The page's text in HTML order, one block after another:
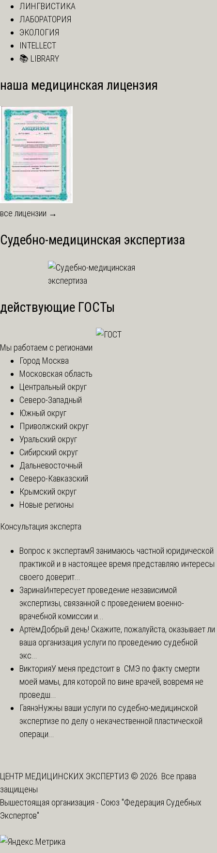
ЛИНГВИСТИКА
ЛАБОРАТОРИЯ
ЭКОЛОГИЯ
INTELLECT
📚 LIBRARY
наша медицинская лицензия
все лицензии →
Судебно-медицинская экспертиза
действующие ГОСТы
Мы работаем с регионами
Город Москва
Московская область
Центральный округ
Северо-Западный
Южный округ
Приволжский округ
Уральский округ
Сибирский округ
Дальневосточный
Северо-Кавказский
Крымский округ
Новые регионы
Консультация эксперта
Вопрос к экспертамЯ занимаюсь частной юридической
практикой и в настоящее время представляю интересы
своего доверит...
ЗаринаИнтересует проведение независимой
экспертизы, связанной с проведением военно-
врачебной комиссии и...
АртёмДобрый день! Скажите, пожалуйста, оказывает ли
ваша организация услуги по проведению судебной
экс...
ВикторияУ меня предстоит в СМЭ по факту смерти
моей мамы, для которой по вине врачей, вовремя не
проведш...
ГаянэНужны ваши услуги по судебно-медицинской
экспертизе по делу о некачественной пластической
операци...
ЦЕНТР МЕДИЦИНСКИХ ЭКСПЕРТИЗ © 2026. Все права
защищены
Вышестоящая организация - Союз "Федерация Судебных
Экспертов"